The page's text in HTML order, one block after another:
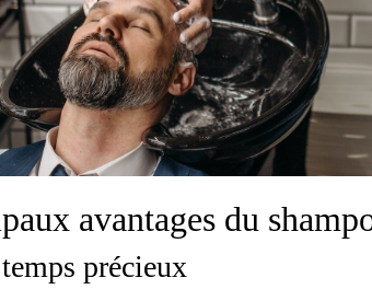
avantages du
précieux